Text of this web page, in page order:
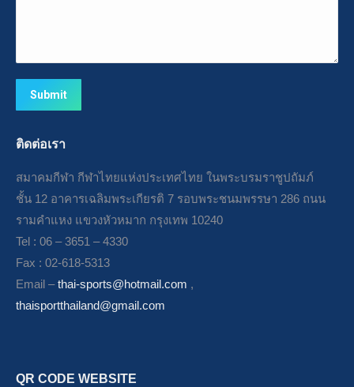
Submit
ติดต่อเรา
สมาคมกีฬา กีฬาไทยแห่งประเทศไทย ในพระบรมราชูปถัมภ์
ชั้น 12 อาคารเฉลิมพระเกียรติ 7 รอบพระชนมพรรษา 286 ถนน
รามคำแหง แขวงหัวหมาก กรุงเทพ 10240
Tel : 06 – 3651 – 4330
Fax : 02-618-5313
Email –thai-sports@hotmail.com ,
thaisportthailand@gmail.com
QR CODE WEBSITE